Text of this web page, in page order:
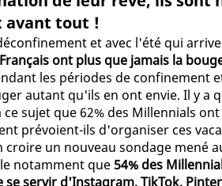
avant tout !
et avec l'été qui
ont plus que jamais la
les périodes de confinement
autant qu'ils en ont envie. Il y a
sujet que 62% des Millennials
prévoient-ils d'organiser ces
croire un nouveau sondage mené
notamment que 54% des
se servir d'Instagram, TikTok,